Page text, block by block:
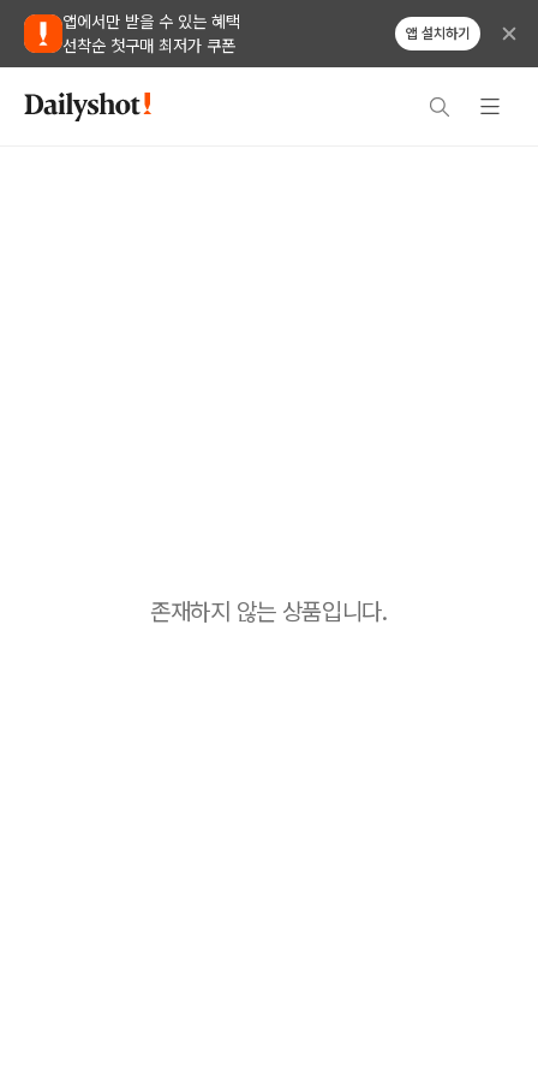
앱에서만 받을 수 있는 혜택
선착순 첫구매 최저가 쿠폰
앱 설치하기
존재하지 않는 상품입니다.